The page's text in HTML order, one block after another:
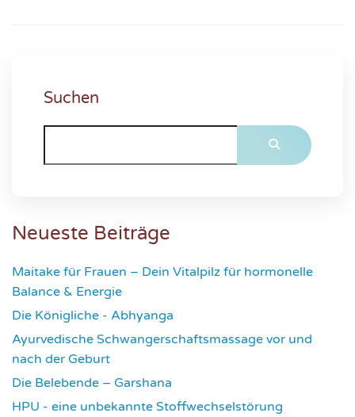
Suchen
Neueste Beiträge
Maitake für Frauen – Dein Vitalpilz für hormonelle
Balance & Energie
Die Königliche - Abhyanga
Ayurvedische Schwangerschaftsmassage vor und
nach der Geburt
Die Belebende – Garshana
HPU - eine unbekannte Stoffwechselstörung